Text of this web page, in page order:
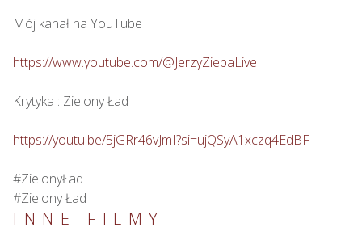
Mój kanał na YouTube
https://www.youtube.com/@JerzyZiebaLive
Krytyka : Zielony Ład :
https://youtu.be/5jGRr46vJmI?si=ujQSyA1xczq4EdBF
#ZielonyŁad
#Zielony Ład
INNE FILMY